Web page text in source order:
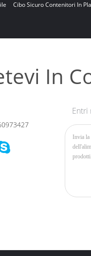
Cibo Sicuro Contenitori In
In
Entri